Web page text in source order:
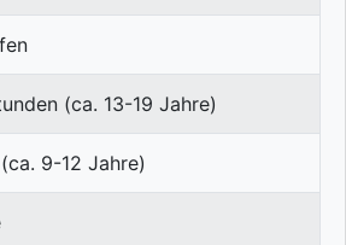
(ca. 13-19 Jahre)
9-12 Jahre)